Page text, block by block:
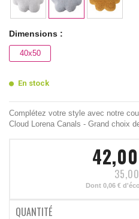
Dimensions :
40x50
En stock
Complétez votre style avec notre
Cloud Lorena Canals - Grand choix
Dont 0,06 €
QUANTITÉ